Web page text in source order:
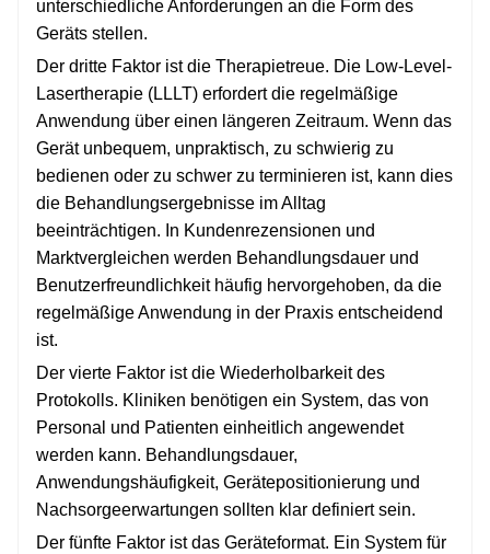
unterschiedliche Anforderungen an die Form des
Geräts stellen.
Der dritte Faktor ist die Therapietreue. Die Low-Level-
Lasertherapie (LLLT) erfordert die regelmäßige
Anwendung über einen längeren Zeitraum. Wenn das
Gerät unbequem, unpraktisch, zu schwierig zu
bedienen oder zu schwer zu terminieren ist, kann dies
die Behandlungsergebnisse im Alltag
beeinträchtigen. In Kundenrezensionen und
Marktvergleichen werden Behandlungsdauer und
Benutzerfreundlichkeit häufig hervorgehoben, da die
regelmäßige Anwendung in der Praxis entscheidend
ist.
Der vierte Faktor ist die Wiederholbarkeit des
Protokolls. Kliniken benötigen ein System, das von
Personal und Patienten einheitlich angewendet
werden kann. Behandlungsdauer,
Anwendungshäufigkeit, Gerätepositionierung und
Nachsorgeerwartungen sollten klar definiert sein.
Der fünfte Faktor ist das Geräteformat. Ein System für